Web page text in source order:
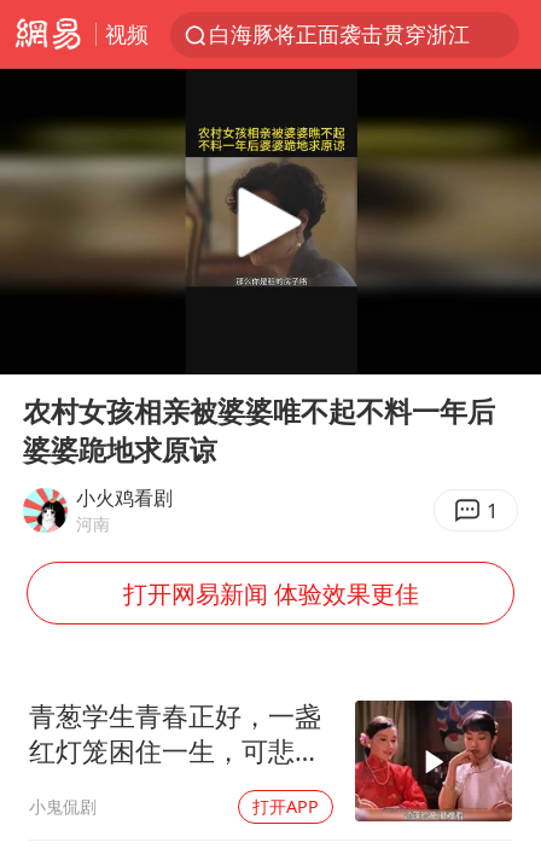
视频
白海豚将正面袭击贯穿浙江
黄金牛市回来了吗
酒店花洒现排泄物住客索赔遭拒
检测列车撞人致11死2伤 涉事单位被罚
央视新主播李秋莹孙亚鹏亮相
36岁男演员成景区NPC后人气爆棚
宇树王兴兴被问了360多个问题
唐田赛前发布会上引用《孙子兵法》
乐享全民健身 共筑健康中国
Play
农村女孩相亲被婆婆唯不起不料一年后
婆婆跪地求原谅
小火鸡看剧
河南 1
打开网易新闻 体验效果更佳
青葱学生青春正好，一盏
红灯笼困住一生，可悲疯
小鬼侃剧 打开APP